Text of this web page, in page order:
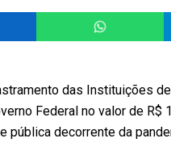
das Instituições
Federal no valor de R$
pública decorrente da